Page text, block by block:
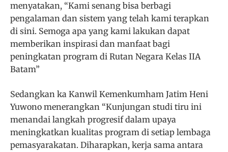
menyatakan, “Kami senang bisa berbagi
pengalaman dan sistem yang telah kami terapkan
di sini. Semoga apa yang kami lakukan dapat
memberikan inspirasi dan manfaat bagi
peningkatan program di Rutan Negara Kelas IIA
Batam”
Sedangkan ka Kanwil Kemenkumham Jatim Heni
Yuwono menerangkan “Kunjungan studi tiru ini
menandai langkah progresif dalam upaya
meningkatkan kualitas program di setiap lembaga
pemasyarakatan. Diharapkan, kerja sama antara